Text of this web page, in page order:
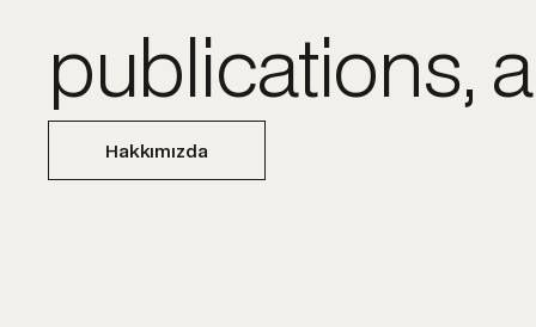
publications,
Hakkımızda